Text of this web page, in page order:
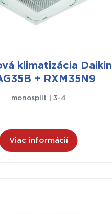
klimatizácia Daikin
+ RXM35N9
monosplit | 3-4
Viac informácií